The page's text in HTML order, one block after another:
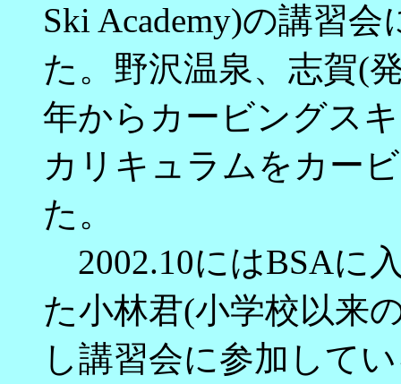
Ski Academy)の講習
た。野沢温泉、志賀(
年からカービングス
カリキュラムをカー
た。
2002.10にはBSAに
た小林君(小学校以来
し講習会に参加して